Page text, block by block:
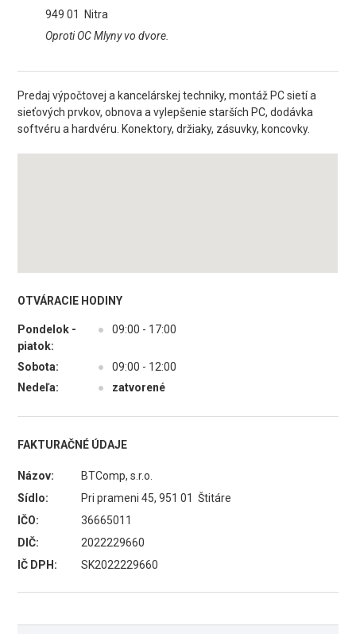
949 01
Nitra
Oproti OC Mlyny vo dvore.
Predaj výpočtovej a kancelárskej techniky, montáž PC sietí a
sieťových prvkov, obnova a vylepšenie starších PC, dodávka
softvéru a hardvéru. Konektory, držiaky, zásuvky, koncovky.
OTVÁRACIE HODINY
Pondelok -
piatok:
● 09:00 - 17:00
Sobota: ●
09:00 - 12:00
Nedeľa:
● zatvorené
FAKTURAČNÉ ÚDAJE
Názov:
BTComp, s.r.o.
Sídlo:
Pri prameni 45, 951 01 Štitáre
IČO:
36665011
DIČ:
2022229660
IČ DPH:
SK2022229660